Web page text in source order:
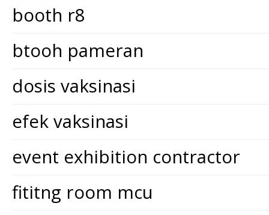
booth r8
btooh pameran
dosis vaksinasi
efek vaksinasi
event exhibition contractor
fititng room mcu